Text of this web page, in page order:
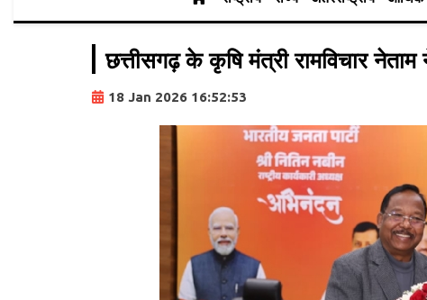
छत्तीसगढ़ के कृषि मंत्री रामविचार
18 Jan 2026 16:52:53